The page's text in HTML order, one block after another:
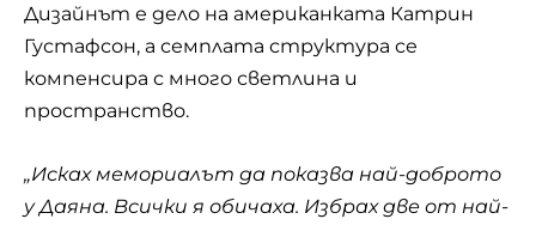
Дизайнът е дело на американката Катрин
Густафсон, а семплата структура се
компенсира с много светлина и
пространство.
„Исках мемориалът да показва най-доброто
у Даяна. Всички я обичаха. Избрах две от най-